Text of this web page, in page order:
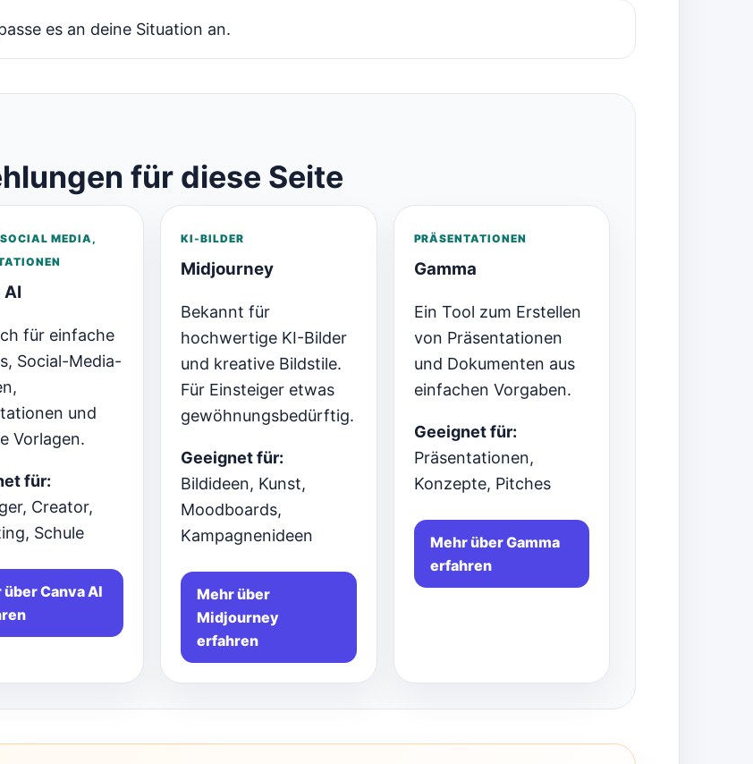
es an deine Situation an.
für diese Seite
MEDIA,
AI
für einfache
Social-Media-
und
Vorlagen.
für:
Creator,
Schule
über Canva AI
KI-BILDER
Midjourney
Bekannt für
hochwertige KI-Bilder
und kreative Bildstile.
Für Einsteiger etwas
gewöhnungsbedürftig.
Geeignet für:
Bildideen, Kunst,
Moodboards,
Kampagnenideen
Mehr über
Midjourney
erfahren
PRÄSENTATIONEN
Gamma
Ein Tool zum Erstellen
von Präsentationen
und Dokumenten aus
einfachen Vorgaben.
Geeignet für:
Präsentationen,
Konzepte, Pitches
Mehr über Gamma
erfahren